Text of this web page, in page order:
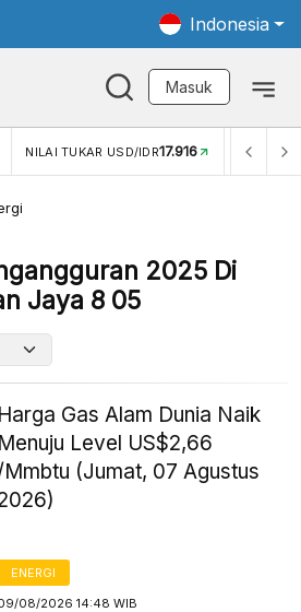
Indonesia
Masuk
NILAI TUKAR USD/IDR17.916 INFLASI
2025 Di
Jaya 8 05
Harga Gas Alam Dunia Naik
Menuju Level US$2,66
(Jumat, 07 Agustus
ENERGI
08/2026 14:48 WIB